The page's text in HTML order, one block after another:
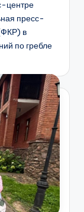
центре
пресс-
в
по гребле